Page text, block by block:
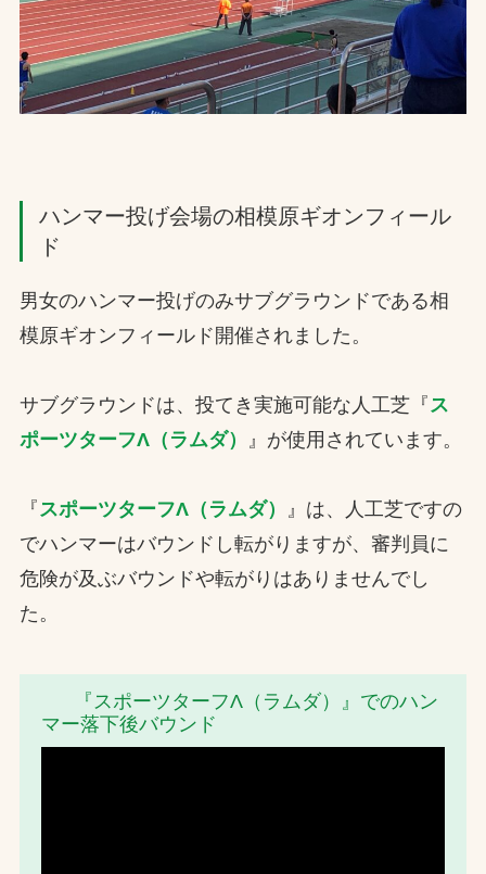
ハンマー投げ会場の相模原ギオンフィール
ド
男女のハンマー投げのみサブグラウンドである相
模原ギオンフィールド開催されました。
サブグラウンドは、投てき実施可能な人工芝『ス
ポーツターフΛ（ラムダ）
』が使用されています。
『スポーツターフΛ（ラムダ）
』は、⼈⼯芝ですの
でハンマーはバウンドし転がりますが、審判員に
危険が及ぶバウンドや転がりはありませんでし
た。
『スポーツターフΛ（ラムダ）』でのハン
マー落下後バウンド